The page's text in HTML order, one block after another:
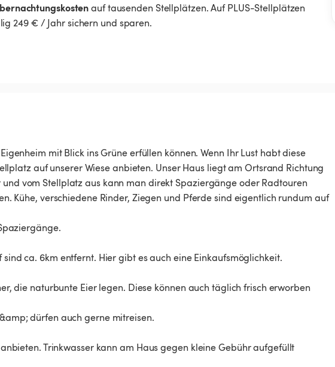
auf tausenden Stellplätzen. Auf PLUS-Stellplätzen
249 € / Jahr sichern und sparen.
mit Blick ins Grüne erfüllen können. Wenn Ihr Lust habt diese
auf unserer Wiese anbieten. Unser Haus liegt am Ortsrand Richtung
vom Stellplatz aus kann man direkt Spaziergänge oder Radtouren
Kühe, verschiedene Rinder, Ziegen und Pferde sind eigentlich rundum auf
ca. 6km entfernt. Hier gibt es auch eine Einkaufsmöglichkeit.
die naturbunte Eier legen. Diese können auch täglich frisch erworben
dürfen auch gerne mitreisen.
Trinkwasser kann am Haus gegen kleine Gebühr aufgefüllt